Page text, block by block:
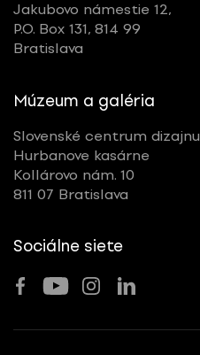
Jakubovo námestie 12,
P.O. Box 131, 814 99
Bratislava
Múzeum a galéria
Slovenské centrum dizajnu
Hurbanove kasárne
Kollárovo nám. 10
811 07 Bratislava
Sociálne siete